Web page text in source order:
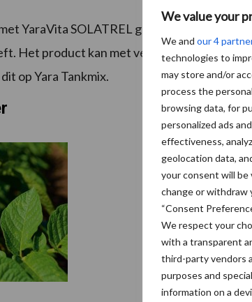
We value your
We and our 4
technologies to
may store and/or
process the
browsing data, for
personalized ads
effectiveness,
geolocation data,
your consent will be
change or withdraw
“Consent
We respect your
with a transparent
third-party vendors
purposes and
information on a
YaraVita SOLATREL geeft het gewas op
Het product kan met veel
op Yara Tankmix.